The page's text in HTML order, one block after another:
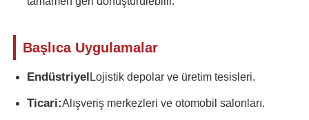
Çok Katlı Çelik Yapı
Başlıca Uygulamalar
Endüstriyel Lojistik depolar ve üretim tesisleri.
Ticari:Alışveriş merkezleri ve otomobil salonları.